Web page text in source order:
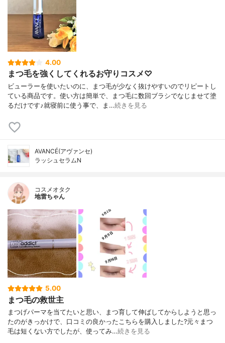
4.00
まつ毛を強くしてくれるお守りコスメ♡
ビューラーを使いたいのに、まつ毛が少なく抜けやすいのでリピートし
ている商品です。使い方は簡単で、まつ毛に数回ブラシでなじませて塗
るだけです♪就寝前に使う事で、ま…続きを見る
AVANCÉ(アヴァンセ)
ラッシュセラムN
コスメオタク
地雷ちゃん
5.00
まつ毛の救世主
まつげパーマを当てたいと思い、まつ育して伸ばしてからしようと思っ
たのがきっかけで、口コミの良かったこちらを購入しました?元々まつ
毛は短くない方でしたが、使ってみ…続きを見る